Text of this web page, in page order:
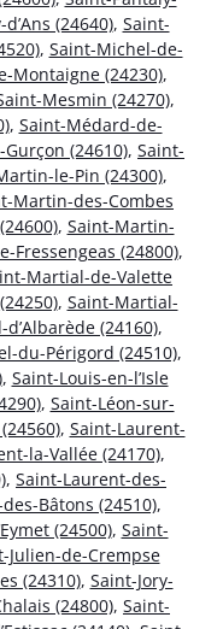
(24640), Saint-
, Saint-Michel-de-
Montaigne (24230),
Mesmin (24270),
, Saint-Médard-de-
(24610), Saint-
le-Pin (24300),
Martin-des-Combes
, Saint-Martin-
Fressengeas (24800),
Martial-de-Valette
, Saint-Martial-
(24160),
du-Périgord (24510),
, Saint-Louis-en-l’Isle
, Saint-Léon-sur-
, Saint-Laurent-
la-Vallée (24170),
, Saint-Laurent-des-
Bâtons (24510),
(24500), Saint-
Julien-de-Crempse
(24310), Saint-Jory-
(24800), Saint-